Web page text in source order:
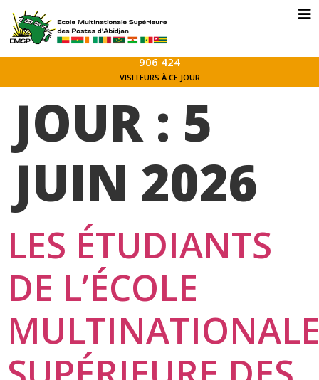
906 424
VISITEURS À CE JOUR
JOUR : 5
JUIN 2026
LES ÉTUDIANTS
DE L’ÉCOLE